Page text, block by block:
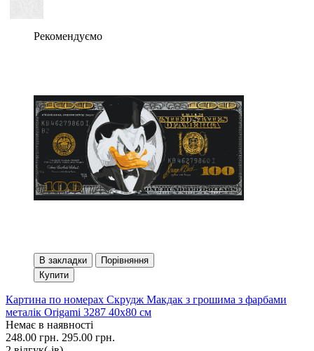
Рекомендуємо
В закладки
Порівняння
Купити
Картина по номерах Скрудж Макдак з грошима з фарбами
металік Origami 3287 40x80 см
Немає в наявності
248.00 грн. 295.00 грн.